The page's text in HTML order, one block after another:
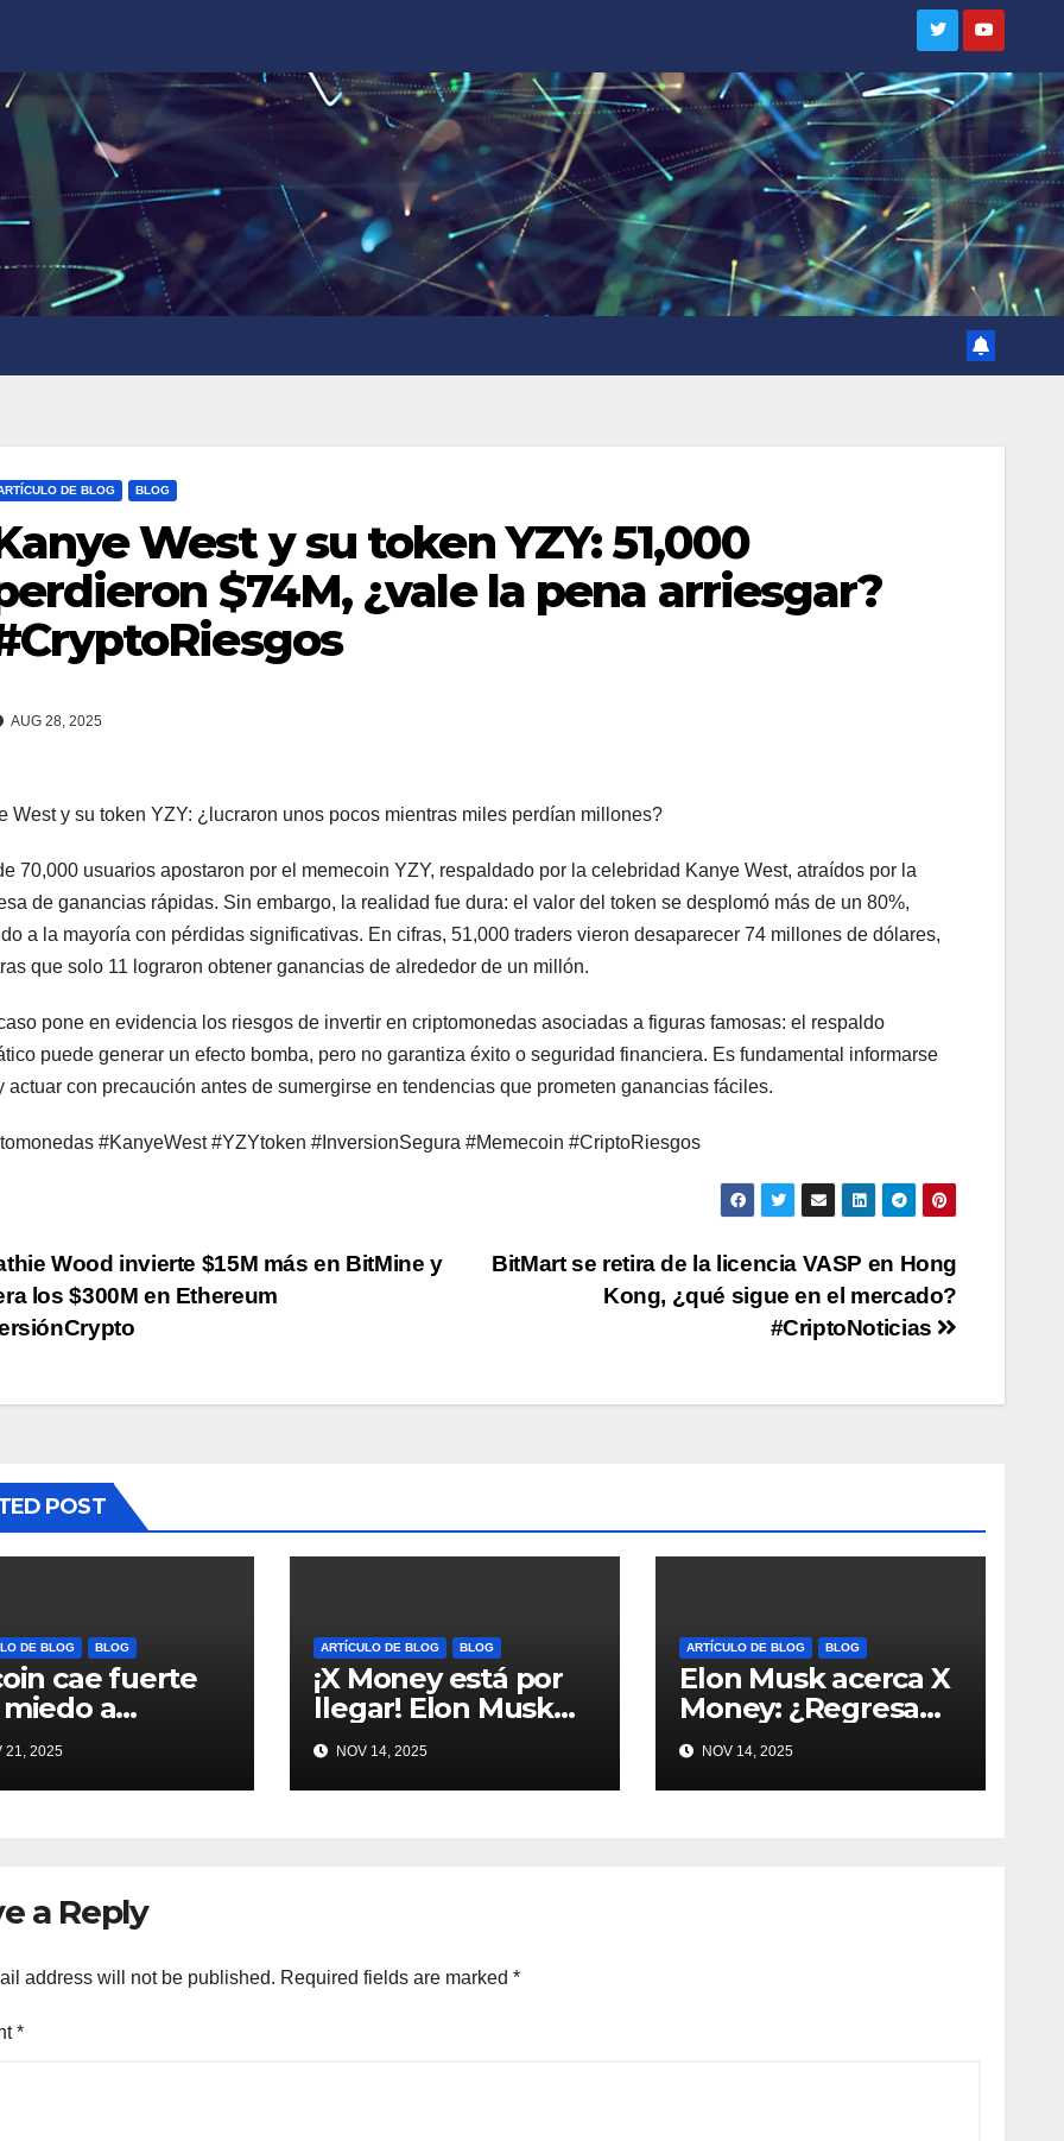
DE BLOG BLOG
West y su token YZY: 51,000
$74M, ¿vale la pena arriesgar?
AUG 28, 2025
West y su token YZY: ¿lucraron unos pocos mientras miles perdían millones?
70,000 usuarios apostaron por el memecoin YZY, respaldado por la celebridad Kanye West, atraídos por la
de ganancias rápidas. Sin embargo, la realidad fue dura: el valor del token se desplomó más de un 80%,
a la mayoría con pérdidas significativas. En cifras, 51,000 traders vieron desaparecer 74 millones de dólares,
que solo 11 lograron obtener ganancias de alrededor de un millón.
pone en evidencia los riesgos de invertir en criptomonedas asociadas a figuras famosas: el respaldo
puede generar un efecto bomba, pero no garantiza éxito o seguridad financiera. Es fundamental informarse
actuar con precaución antes de sumergirse en tendencias que prometen ganancias fáciles.
#KanyeWest #YZYtoken #InversionSegura #Memecoin #CriptoRiesgos
BitMart se retira de la licencia VASP en Hong
Kong, ¿qué sigue en el mercado?
#CriptoNoticias
Wood invierte $15M más en BitMine y
los $300M en Ethereum
POST
DE BLOG BLOG
cae fuerte
a
tecnológica
en AI
#Bitcoin
21, 2025
ARTÍCULO DE BLOG BLOG
¡X Money está por
llegar! Elon Musk
trae Dogecoin y
más al mundo de
pagos #Crypto
NOV 14, 2025
ARTÍCULO DE BLOG BLOG
Elon Musk acerca X
Money: ¿Regresa
Dogecoin con el
nuevo pago nativo?
#Cripto #Dogecoin
NOV 14, 2025
a Reply
address will not be published. Required fields are marked *
*